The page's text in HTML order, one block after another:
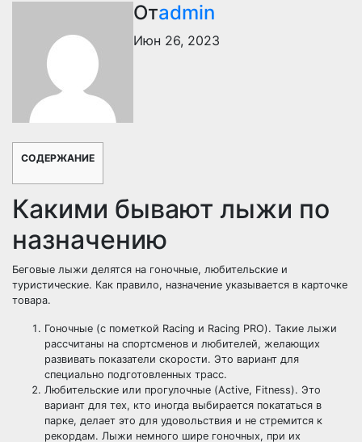
Отadmin
Июн 26, 2023
СОДЕРЖАНИЕ
Какими бывают лыжи по
назначению
Беговые лыжи делятся на гоночные, любительские и
туристические. Как правило, назначение указывается в карточке
товара.
Гоночные (с пометкой Racing и Racing PRO). Такие лыжи
рассчитаны на спортсменов и любителей, желающих
развивать показатели скорости. Это вариант для
специально подготовленных трасс.
Любительские или прогулочные (Active, Fitness). Это
вариант для тех, кто иногда выбирается покататься в
парке, делает это для удовольствия и не стремится к
рекордам. Лыжи немного шире гоночных, при их